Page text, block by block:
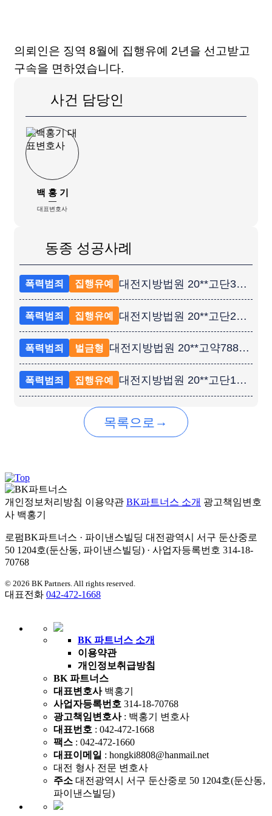
의뢰인은 징역 8월에 집행유예 2년을 선고받고
구속을 면하였습니다.
목록으로 →
사건 담당인
백 홍 기
대표변호사
동종 성공사례
폭력범죄 집행유예 대전지방법원 20**고단38** 동일 피해자에 대한 별건 협박 집행유예 성공사례
폭력범죄 집행유예 대전지방법원 20**고단265** 공무집행방해, 공용물건손상 등 재범 집행유예 성공사례
폭력범죄 벌금형 대전지방법원 20**고약7885 / 벌금형
폭력범죄 집행유예 대전지방법원 20**고단1731 / 집행유예
개인정보처리방침 이용약관 BK파트너스 소개 광고책임변호
사 백홍기
로펌BK파트너스 · 파이낸스빌딩 대전광역시 서구 둔산중로
50 1204호(둔산동, 파이낸스빌딩) · 사업자등록번호 314-18-
70768
© 2026 BK Partners. All rights reserved.
대표전화 042-472-1668
BK 파트너스 소개
이용약관
개인정보취급방침
BK 파트너스
대표변호사백홍기
사업자등록번호 314-18-70768
광고책임변호사: 백홍기 변호사
대표번호 : 042-472-1668
팩스 : 042-472-1660
대표이메일 : hongki8808@hanmail.net
대전 형사 전문 변호사
주소 대전광역시 서구 둔산중로 50 1204호(둔산동,
파이낸스빌딩)